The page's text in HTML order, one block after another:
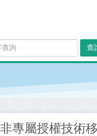
查
專屬授權技術